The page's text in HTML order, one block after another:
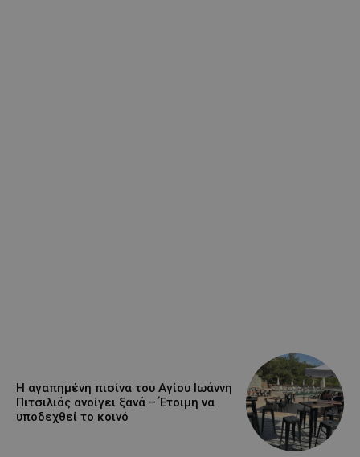
Η αγαπημένη πισίνα του Αγίου Ιωάννη
Πιτσιλιάς ανοίγει ξανά – Έτοιμη να
υποδεχθεί το κοινό